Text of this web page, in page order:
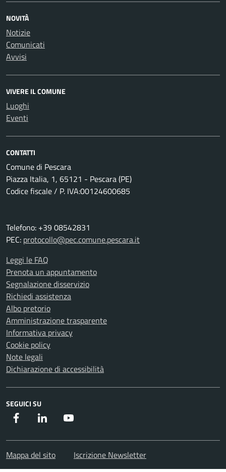
NOVITÀ
Notizie
Comunicati
Avvisi
VIVERE IL COMUNE
Luoghi
Eventi
CONTATTI
Comune di Pescara
Piazza Italia, 1, 65121 - Pescara (PE)
Codice fiscale / P. IVA:00124600685
Telefono: +39 08542831
PEC: protocollo@pec.comune.pescara.it
Leggi le FAQ
Prenota un appuntamento
Segnalazione disservizio
Richiedi assistenza
Albo pretorio
Amministrazione trasparente
Informativa privacy
Cookie policy
Note legali
Dichiarazione di accessibilità
SEGUICI SU
Facebook Instagram
Mappa del sito Iscrizione Newsletter